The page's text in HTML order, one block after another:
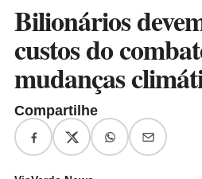
Bilionários
custos do
mudanças
Compartilhe